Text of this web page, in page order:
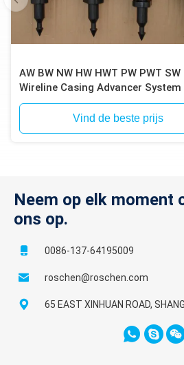
AW BW NW HW HWT PW PWT SW
Wireline Casing Advancer System
Vind de beste prijs
Neem op elk moment
ons op.
0086-137-64195009
roschen@roschen.com
65 EAST XINHUAN ROAD,